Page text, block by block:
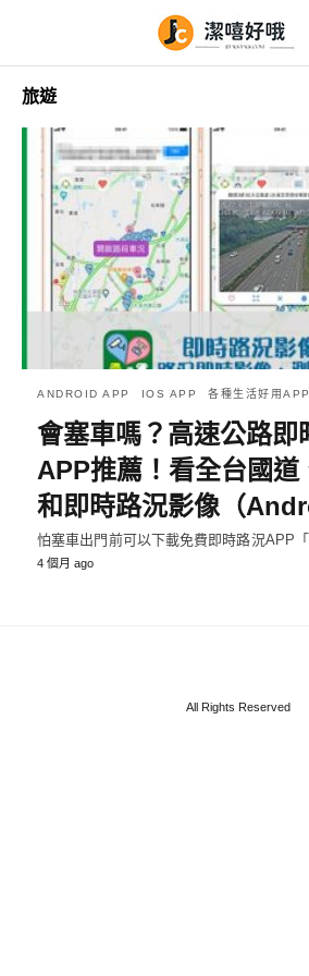
旅遊
ANDROID APP IOS APP 各種生活好用APP
會塞車嗎？高速公路即
APP推薦！看全台國道
和即時路況影像（
怕塞車出門前可以下載免費即時路況APP
4 個月 ago
All Rights Reserved